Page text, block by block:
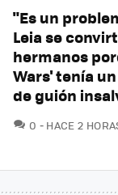
"Es un
Leia se
hermanos
Wars' tenía
de guión
0 COMENTARIOS
HACE 2